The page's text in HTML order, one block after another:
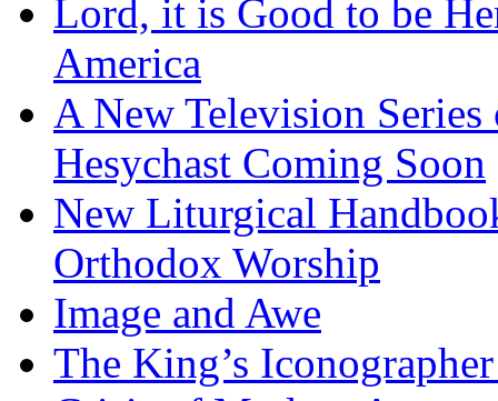
Lord, it is Good to be
America
A New Television
Hesychast Coming Soon
New Liturgical
Orthodox Worship
Image and Awe
The King’s